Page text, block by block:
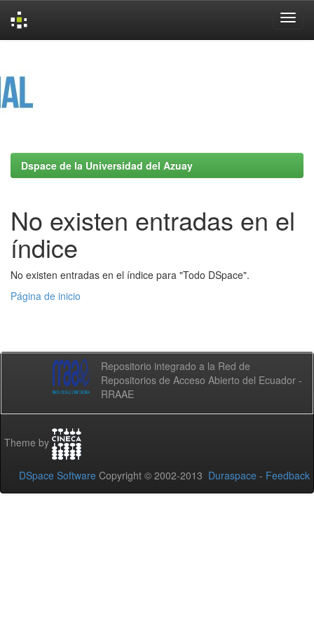
Dspace de la Universidad del Azuay
No existen entradas en el
índice
No existen entradas en el índice para "Todo DSpace".
Página de inicio
Repositorio integrado a la Red de
Repositorios de Acceso Abierto del Ecuador -
RRAAE
Theme by
DSpace Software Copyright © 2002-2013 Duraspace - Feedback